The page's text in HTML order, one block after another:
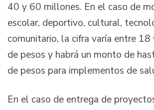
40 y 60 millones. En el caso de
escolar, deportivo, cultural,
comunitario, la cifra varía entre
de pesos y habrá un monto de
de pesos para implementos de
En el caso de entrega de